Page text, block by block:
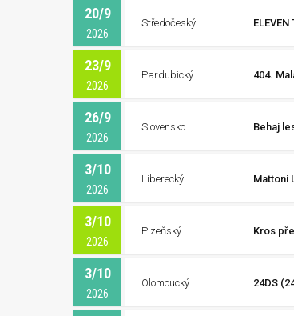
20/9
2026
Středočeský ELEVEN
23/9
2026
Pardubický 404.
26/9
2026
Slovensko Behaj
3/10
2026
Liberecký Mattoni
3/10
2026
Plzeňský Kros
3/10
2026
Olomoucký 24DS